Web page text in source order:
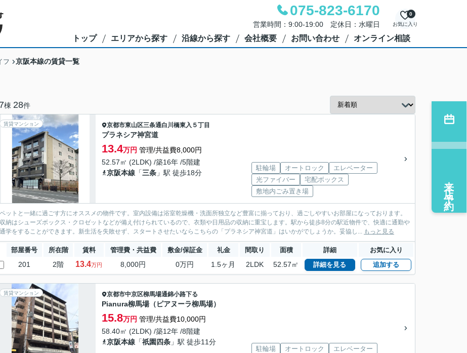
075-823-6170
営業時間：9:00-19:00 定休日：水曜日 お気に入り
0
トップ エリアから探す 沿線から探す 会社概要 お問い合わせ オンライン相談
フ 京阪本線の賃貸一覧
棟 28件
賃貸マンション 京都市東山区三条通白川橋東入５丁目
プラネシア神宮道
13.4万円 管理/共益費8,000円
52.57㎡ (2LDK) /築16年 /5階建
京阪本線 「三条 」駅 徒歩18分
駐輪場 オートロック
エレベーター
光ファイバー
宅配ボックス
敷地内ごみ置き場
ペットと一緒に過ごす方にオススメの物件です。室内設備は浴室乾燥機・洗面所独立など豊富に揃っており、過ごしやすいお部屋になっております。
収納はシューズボックス・クロゼットなどが備え付けられているので、衣類や日用品の収納に重宝します。駅から徒歩8分の駅近物件で、快適に通勤や
通学をすることができます。新生活を失敗せず、スタートさせたいならこちらの「プラネシア神宮道」はいかがでしょうか。妥協し... もっと見る
部屋番号 所在階 賃料 管理費・共益費 敷金/保証金 礼金 間取り 面積 詳細 お気に入り
201 2階 13.4万円 8,000円 0万円 1.5ヶ月 2LDK 52.57㎡ 詳細を見る 追加する
賃貸マンション 京都市中京区柳馬場通錦小路下る
Pianura柳馬場（ピアヌーラ柳馬場）
15.8万円 管理/共益費10,000円
58.40㎡ (2LDK) /築12年 /8階建
京阪本線 「祇園四条 」駅 徒歩11分
駐輪場 オートロック
エレベーター
来店予約